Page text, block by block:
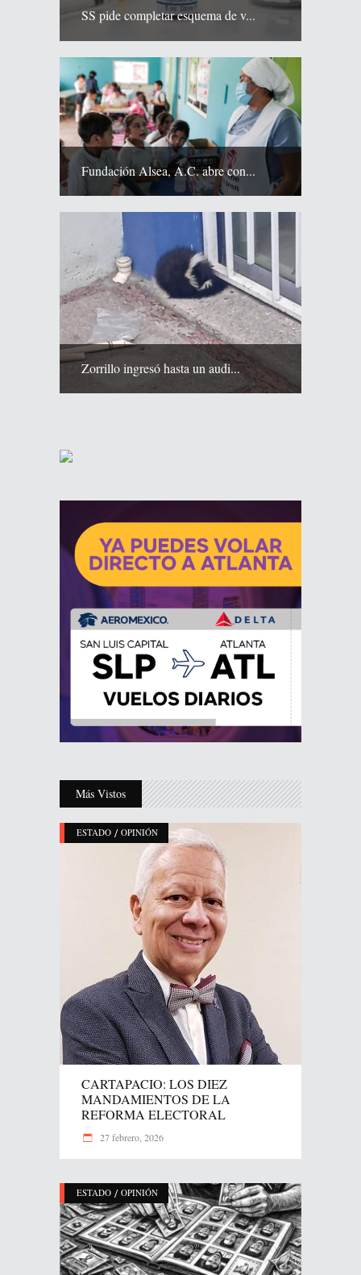
SS pide completar esquema de v...
Fundación Alsea, A.C. abre con...
Zorrillo ingresó hasta un audi...
Más Vistos
ESTADO / OPINIÓN
CARTAPACIO: LOS DIEZ
MANDAMIENTOS DE LA
REFORMA ELECTORAL
27 febrero, 2026
ESTADO / OPINIÓN